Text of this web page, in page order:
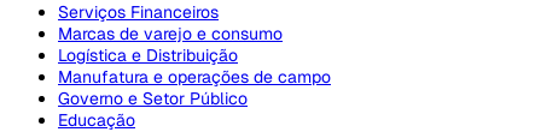
Serviços Financeiros
Marcas de varejo e consumo
Logística e Distribuição
Manufatura e operações de campo
Governo e Setor Público
Educação